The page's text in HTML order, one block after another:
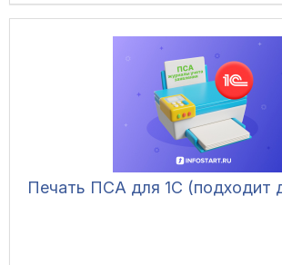
Печать ПСА для 1С